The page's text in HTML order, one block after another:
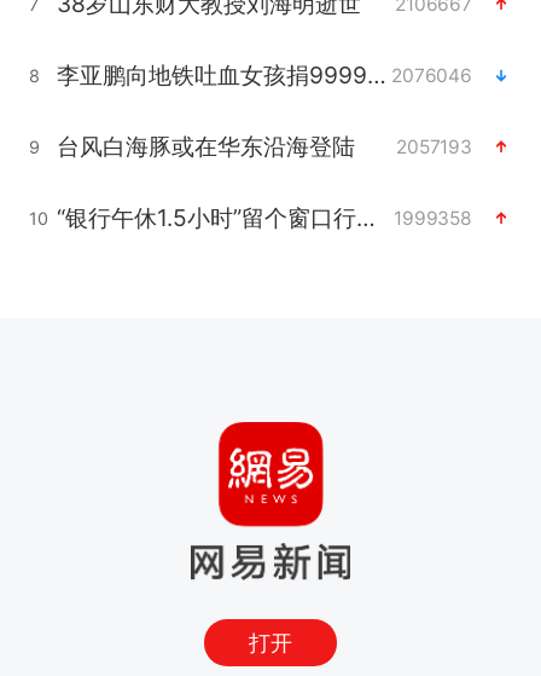
7
8 李亚鹏向地铁吐血女孩捐99999元 2076046
9 台风白海豚或在华东沿海登陆 2057193
10 “银行午休1.5小时”留个窗口行不行 1999358
打开